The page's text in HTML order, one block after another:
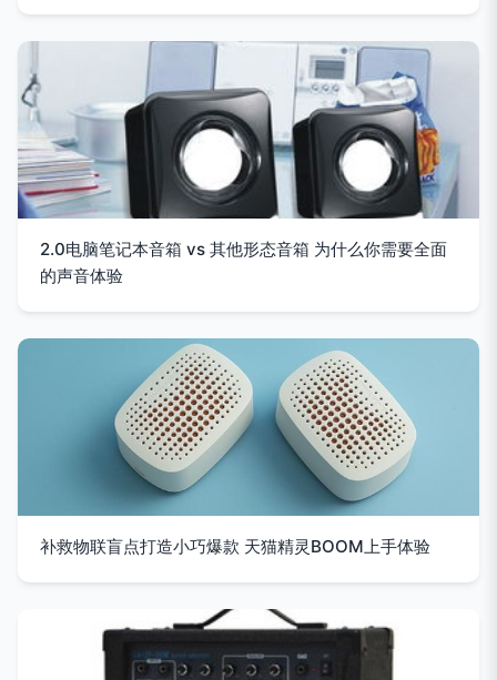
2.0电脑笔记本音箱 vs 其他形态音箱 为什么你需要全面
的声音体验
补救物联盲点打造小巧爆款 天猫精灵BOOM上手体验